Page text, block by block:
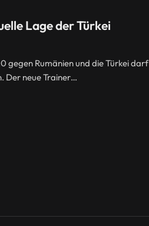
Lage der Türkei
gegen Rumänien und die Türkei darf
Der neue Trainer…